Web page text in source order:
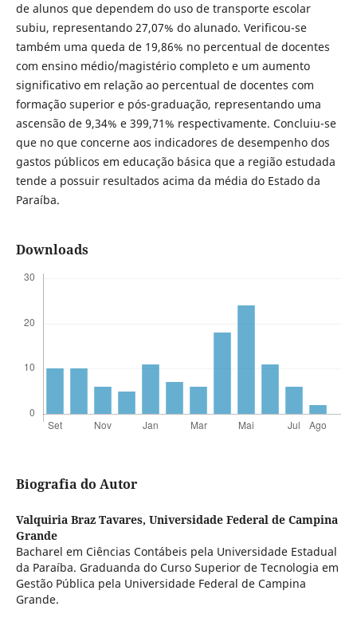
de alunos que dependem do uso de transporte escolar
subiu, representando 27,07% do alunado. Verificou-se
também uma queda de 19,86% no percentual de docentes
com ensino médio/magistério completo e um aumento
significativo em relação ao percentual de docentes com
formação superior e pós-graduação, representando uma
ascensão de 9,34% e 399,71% respectivamente. Concluiu-se
que no que concerne aos indicadores de desempenho dos
gastos públicos em educação básica que a região estudada
tende a possuir resultados acima da média do Estado da
Paraíba.
Downloads
Biografia do Autor
Valquiria Braz Tavares, Universidade Federal de Campina
Grande
Bacharel em Ciências Contábeis pela Universidade Estadual
da Paraíba. Graduanda do Curso Superior de Tecnologia em
Gestão Pública pela Universidade Federal de Campina
Grande.